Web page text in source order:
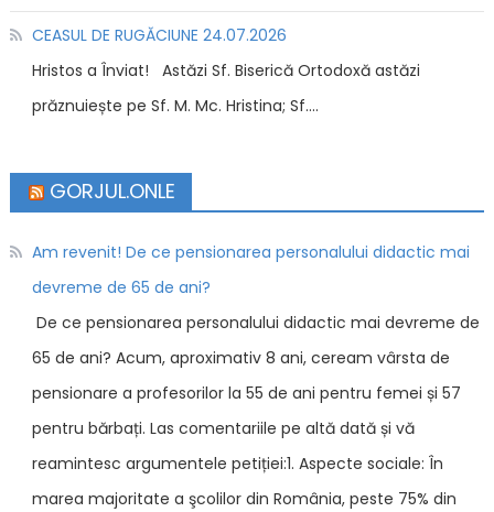
CEASUL DE RUGĂCIUNE 24.07.2026
Hristos a Înviat! Astăzi Sf. Biserică Ortodoxă astăzi
prăznuiește pe Sf. M. Mc. Hristina; Sf....
GORJUL.ONLE
Am revenit! De ce pensionarea personalului didactic mai
devreme de 65 de ani?
De ce pensionarea personalului didactic mai devreme de
65 de ani? Acum, aproximativ 8 ani, ceream vârsta de
pensionare a profesorilor la 55 de ani pentru femei și 57
pentru bărbați. Las comentariile pe altă dată și vă
reamintesc argumentele petiției:1. Aspecte sociale: În
marea majoritate a şcolilor din România, peste 75% din